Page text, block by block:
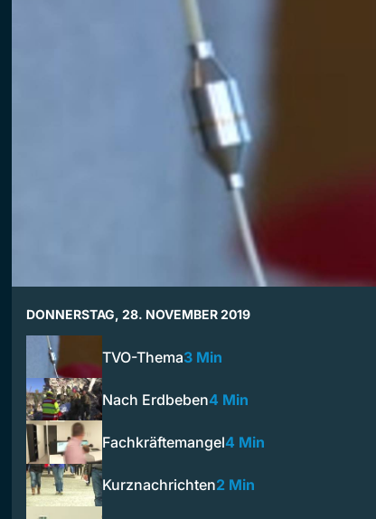
DONNERSTAG, 28. NOVEMBER 2019
TVO-Thema3 Min
Nach Erdbeben4 Min
Fachkräftemangel4 Min
Kurznachrichten2 Min